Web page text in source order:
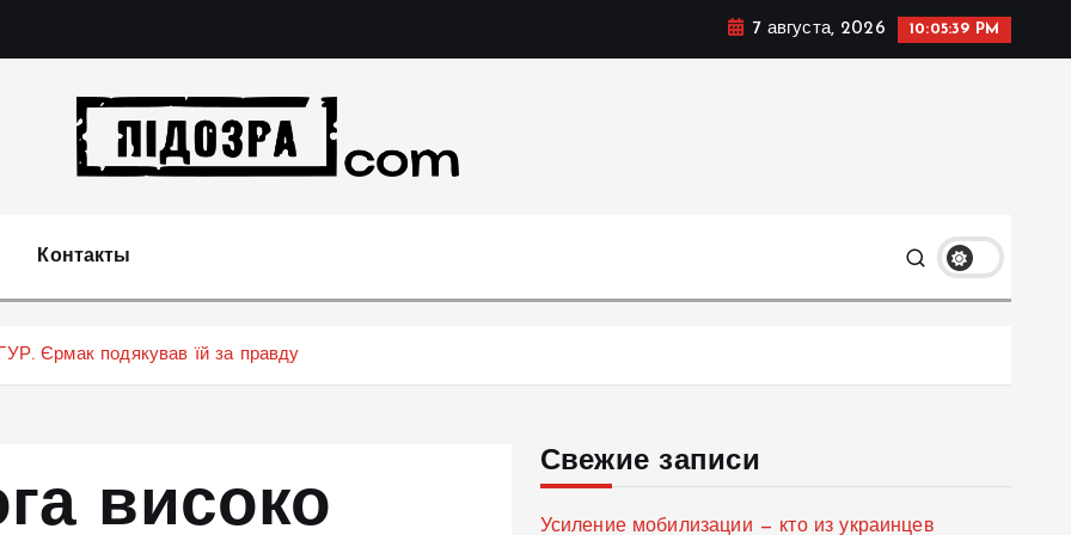
7 августа, 2026 10:05:41 PM
Контакты
Єрмак подякував їй за правду
високо
Свежие записи
Усиление мобилизации — кто из украинцев